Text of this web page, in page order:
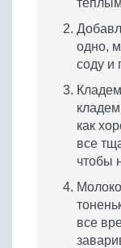
одно,
соду и
как
все
чтобы
все